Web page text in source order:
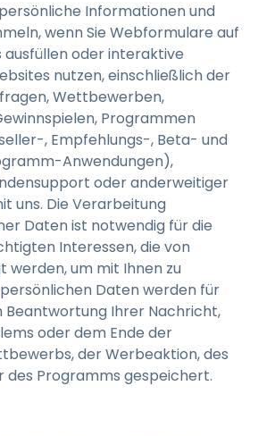
Informationen und
wenn Sie Webformulare auf
ausfüllen oder interaktive
nutzen, einschließlich der
Wettbewerben,
Programmen
, Empfehlungs-, Beta- und
Anwendungen),
oder anderweitiger
uns. Die Verarbeitung
Daten ist notwendig für die
Interessen, die von
werden, um mit Ihnen zu
Daten werden für
Beantwortung Ihrer Nachricht,
oder dem Ende der
der Werbeaktion, des
des Programms gespeichert.